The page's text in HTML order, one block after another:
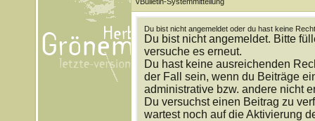
Du bist nicht angemeldet oder du hast keine
Du bist nicht angemeldet. Bitte
versuche es erneut.
Du hast keine ausreichenden
der Fall sein, wenn du Beiträge
administrative bzw. andere nicht
Du versuchst einen Beitrag zu
wartest noch auf die Aktivierung